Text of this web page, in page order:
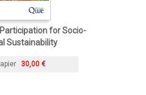
for Socio-
Sustainability
30,00 €